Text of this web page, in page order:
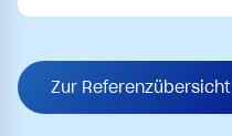
Zur Referenzübersicht